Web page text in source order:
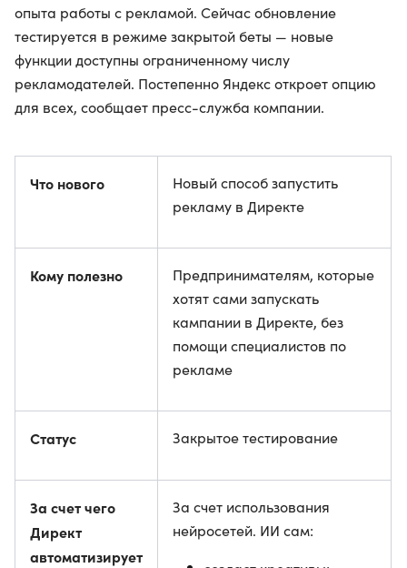
опыта работы с рекламой. Сейчас обновление
тестируется в режиме закрытой беты — новые
функции доступны ограниченному числу
рекламодателей. Постепенно Яндекс откроет опцию
для всех, сообщает пресс-служба компании.
Что нового
Новый способ запустить
рекламу в Директе
Кому полезно
Предпринимателям, которые
хотят сами запускать
кампании в Директе, без
помощи специалистов по
рекламе
Статус Закрытое тестирование
За счет чего
Директ
автоматизирует
За счет использования
нейросетей. ИИ сам: